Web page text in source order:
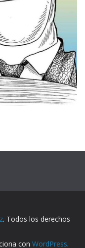
. Todos los derechos
con WordPress.